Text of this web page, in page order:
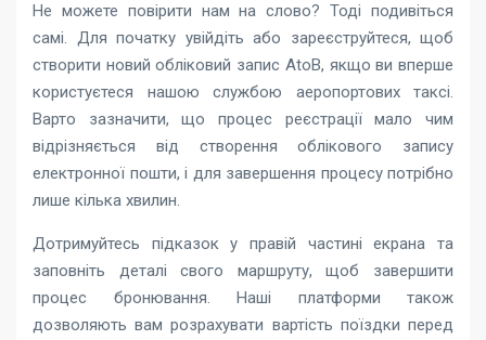
Не можете повірити нам на слово? Тоді подивіться
самі. Для початку увійдіть або зареєструйтеся, щоб
створити новий обліковий запис AtoB, якщо ви вперше
користуєтеся нашою службою аеропортових таксі.
Варто зазначити, що процес реєстрації мало чим
відрізняється від створення облікового запису
електронної пошти, і для завершення процесу потрібно
лише кілька хвилин.
Дотримуйтесь підказок у правій частині екрана та
заповніть деталі свого маршруту, щоб завершити
процес бронювання. Наші платформи також
дозволяють вам розрахувати вартість поїздки перед